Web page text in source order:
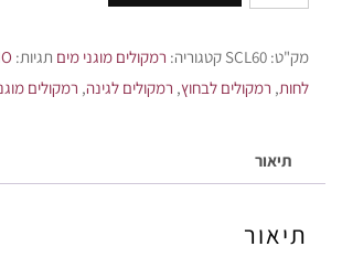
מק"ט: SCL60 קטגוריה: רמקולים מוגני מים תגיות:
לחות, רמקולים לבחוץ, רמקולים לגינה, רמקולים
תיאור
תיאור